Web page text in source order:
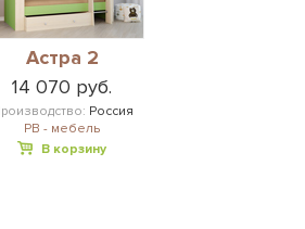
Астра 2
14 070 руб.
Россия
РВ - мебель
В корзину